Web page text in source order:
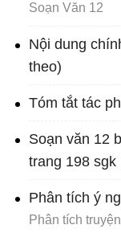
Soạn Văn 12
Nội dung
theo)
Tóm tắt tác
Soạn văn 12
trang 198 sgk
Phân tích ý
Phân tích